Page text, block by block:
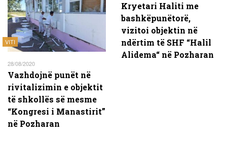
VITI
28/08/2020
Vazhdojnë punët në
rivitalizimin e objektit
të shkollës së mesme
“Kongresi i Manastirit”
në Pozharan
Kryetari Haliti me
bashkëpunëtorë,
vizitoi objektin në
ndërtim të SHF “Halil
Alidema“ në Pozharan